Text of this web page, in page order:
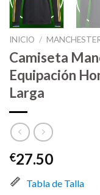
INICIO /
Camiseta
Equipación
Larga
€27.50
Tabla de Talla